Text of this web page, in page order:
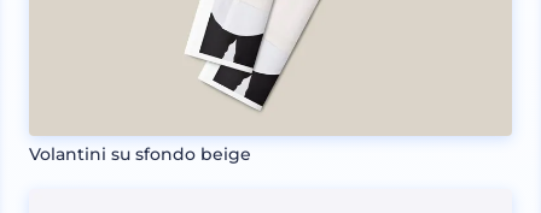
Volantini su sfondo beige